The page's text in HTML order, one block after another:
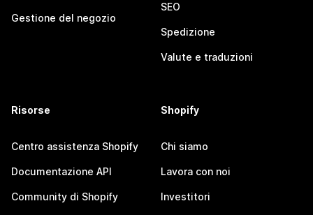
Gestione del negozio
SEO
Spedizione
Valute e traduzioni
Risorse
Centro assistenza Shopify
Documentazione API
Community di Shopify
Shopify
Chi siamo
Lavora con noi
Investitori